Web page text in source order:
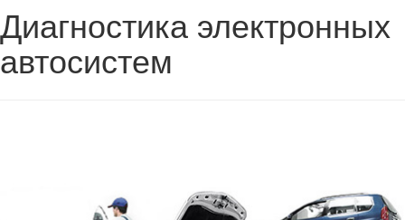
Диагностика электронных
автосистем